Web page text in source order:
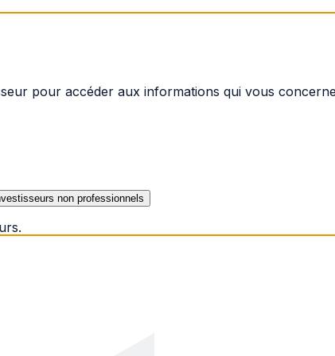
pour accéder aux informations qui vous
non professionnels